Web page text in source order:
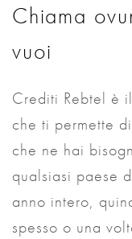
Chiama
vuoi
Crediti Rebtel è
che ti permette
che ne hai
qualsiasi paese
anno intero,
spesso o una